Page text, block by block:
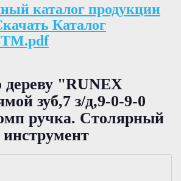
каталог продукции
Каталог
"RUNEX
зуб,7 з/д,9-0-9-0
ручка. Столярный